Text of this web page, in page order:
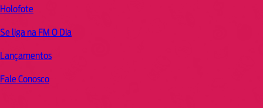
Holofote
Se liga na FM O Dia
Lançamentos
Fale Conosco